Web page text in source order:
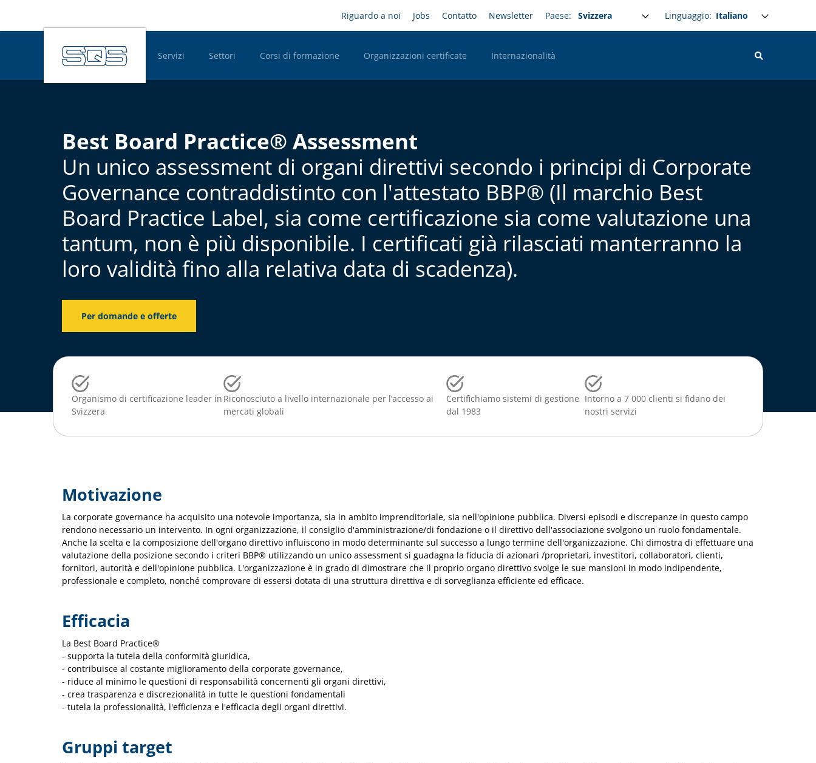
al
contenuto
Headernavigation
Riguardo a noi Jobs Contatto Newsletter Paese: Linguaggio: Select your language
Hauptnavigation Desktop
Servizi Settori Corsi di formazione Organizzazioni certificate Internazionalità
Best Board Practice® Assessment
Un unico assessment di organi direttivi secondo i principi di Corporate
Governance contraddistinto con l'attestato BBP® (Il marchio Best
Board Practice Label, sia come certificazione sia come valutazione una
tantum, non è più disponibile. I certificati già rilasciati manterranno la
loro validità fino alla relativa data di scadenza).
Per domande e offerte
Organismo di certificazione leader in
Svizzera
Riconosciuto a livello internazionale per l’accesso ai
mercati globali
Certifichiamo sistemi di gestione
dal 1983
Intorno a 7 000 clienti si fidano dei
nostri servizi
Motivazione
La corporate governance ha acquisito una notevole importanza, sia in ambito imprenditoriale, sia nell'opinione pubblica. Diversi episodi e discrepanze in questo campo
rendono necessario un intervento. In ogni organizzazione, il consiglio d'amministrazione/di fondazione o il direttivo dell'associazione svolgono un ruolo fondamentale.
Anche la scelta e la composizione dell'organo direttivo influiscono in modo determinante sul successo a lungo termine dell'organizzazione. Chi dimostra di effettuare una
valutazione della posizione secondo i criteri BBP® utilizzando un unico assessment si guadagna la fiducia di azionari /proprietari, investitori, collaboratori, clienti,
fornitori, autorità e dell'opinione pubblica. L'organizzazione è in grado di dimostrare che il proprio organo direttivo svolge le sue mansioni in modo indipendente,
professionale e completo, nonché comprovare di essersi dotata di una struttura direttiva e di sorveglianza efficiente ed efficace.
Efficacia
La Best Board Practice®
- supporta la tutela della conformità giuridica,
- contribuisce al costante miglioramento della corporate governance,
- riduce al minimo le questioni di responsabilità concernenti gli organi direttivi,
- crea trasparenza e discrezionalità in tutte le questioni fondamentali
- tutela la professionalità, l'efficienza e l'efficacia degli organi direttivi.
Gruppi target